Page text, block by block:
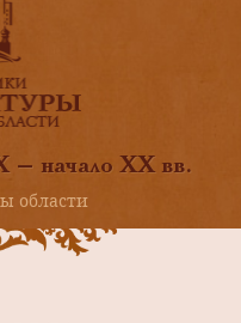
— начало ХХ вв.
области